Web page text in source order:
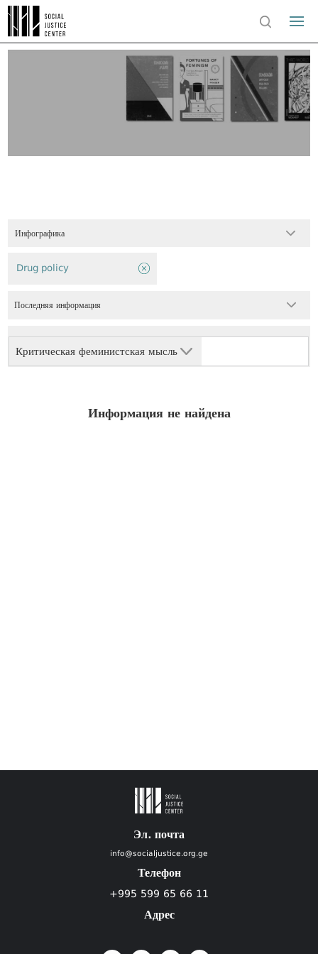
Инфографика
Критическая феминистская мысль
Drug policy
Последняя информация
Информация не найдена
Эл. почта
info@socialjustice.org.ge
Телефон
+995 599 65 66 11
Адрес